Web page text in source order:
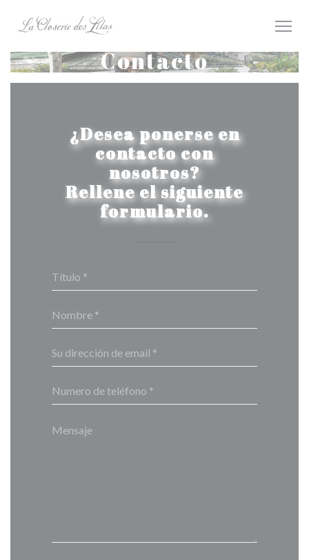
Contacto
¿Desea ponerse en
contacto con
nosotros?
Rellene el siguiente
formulario.